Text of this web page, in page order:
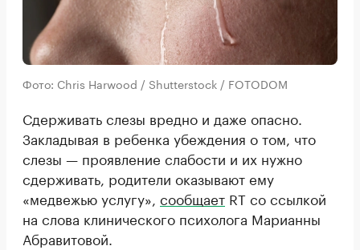
Фото: Chris Harwood / Shutterstock / FOTODOM
Сдерживать слезы вредно и даже опасно.
Закладывая в ребенка убеждения о том, что
слезы — проявление слабости и их нужно
сдерживать, родители оказывают ему
«медвежью услугу», сообщает RT со ссылкой
на слова клинического психолога Марианны
Абравитовой.